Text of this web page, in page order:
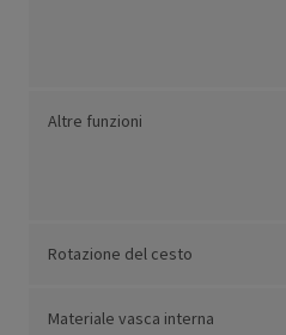
Altre funzioni
Rotazione del cesto
Materiale vasca interna